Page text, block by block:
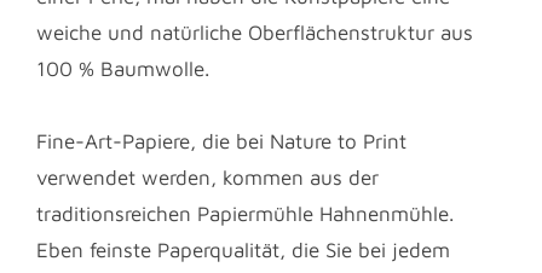
weiche und natürliche Oberflächenstruktur aus
100 % Baumwolle.
Fine-Art-Papiere, die bei Nature to Print
verwendet werden, kommen aus der
traditionsreichen Papiermühle Hahnenmühle.
Eben feinste Paperqualität, die Sie bei jedem